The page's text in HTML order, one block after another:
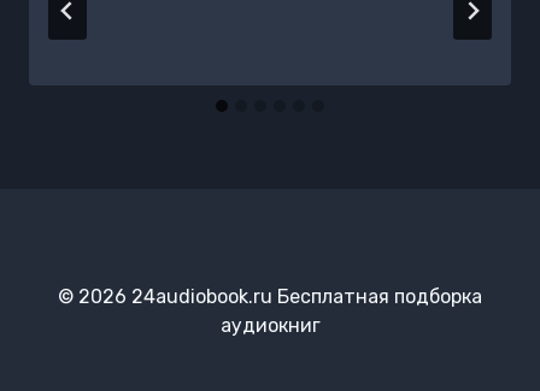
© 2026 24audiobook.ru Бесплатная подборка
аудиокниг